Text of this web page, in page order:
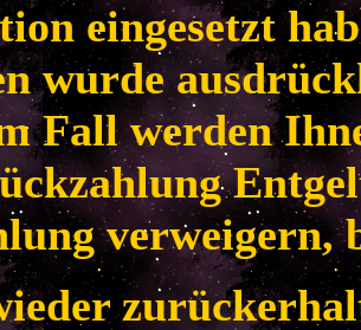
eingesetzt
wurde
Fall werden
verweigern,